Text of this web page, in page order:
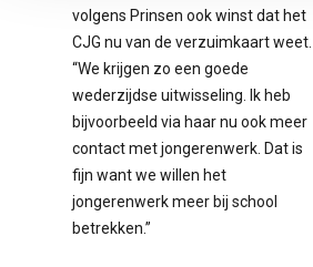
volgens Prinsen ook winst dat het
CJG nu van de verzuimkaart weet.
“We krijgen zo een goede
wederzijdse uitwisseling. Ik heb
bijvoorbeeld via haar nu ook meer
contact met jongerenwerk. Dat is
fijn want we willen het
jongerenwerk meer bij school
betrekken.”